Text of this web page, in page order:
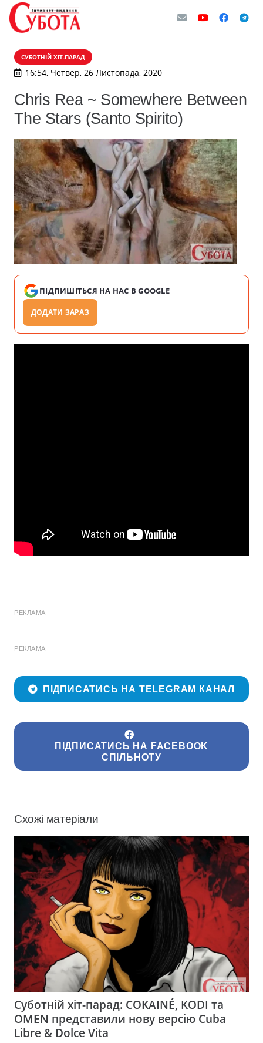
СУБОТНІЙ ХІТ-ПАРАД
16:54, Четвер, 26 Листопада, 2020
Chris Rea ~ Somewhere Between
The Stars (Santo Spirito)
ПІДПИШІТЬСЯ НА НАС В GOOGLE
ДОДАТИ ЗАРАЗ
РЕКЛАМА
РЕКЛАМА
ПІДПИСАТИСЬ НА TELEGRAM КАНАЛ
ПІДПИСАТИСЬ НА FACEBOOK
СПІЛЬНОТУ
Схожі матеріали
Суботній хіт-парад: COKAINÉ, KODI та
OMEN представили нову версію Cuba
Libre & Dolce Vita